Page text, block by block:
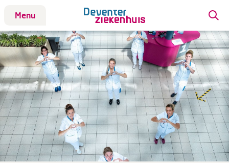
Menu
Patiënt
Bezoek
Werken bij DZ
Werken bij DZ
ANIOS en AIOS
Daar sta ik voor